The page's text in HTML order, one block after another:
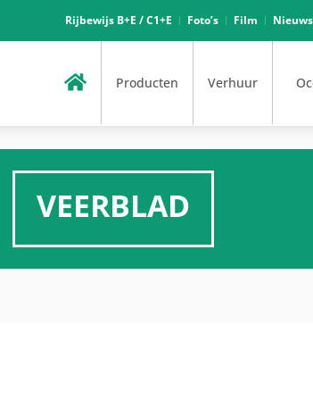
Rijbewijs B+E / C1+E Foto’s Film Nieuws
Producten Verhuur
VEERBLAD